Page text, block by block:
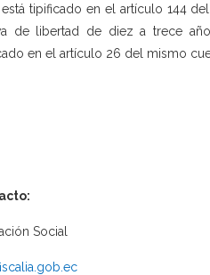
tipificado en el artículo 144
de libertad de diez a trece
en el artículo 26 del mismo
Social